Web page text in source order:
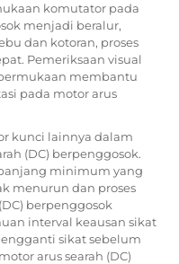
komutator pada
menjadi beralur,
dan kotoran, proses
Pemeriksaan visual
membantu
pada motor arus
kunci lainnya dalam
(DC) berpenggosok.
minimum yang
menurun dan proses
berpenggosok
interval keausan sikat
sikat sebelum
arus searah (DC)